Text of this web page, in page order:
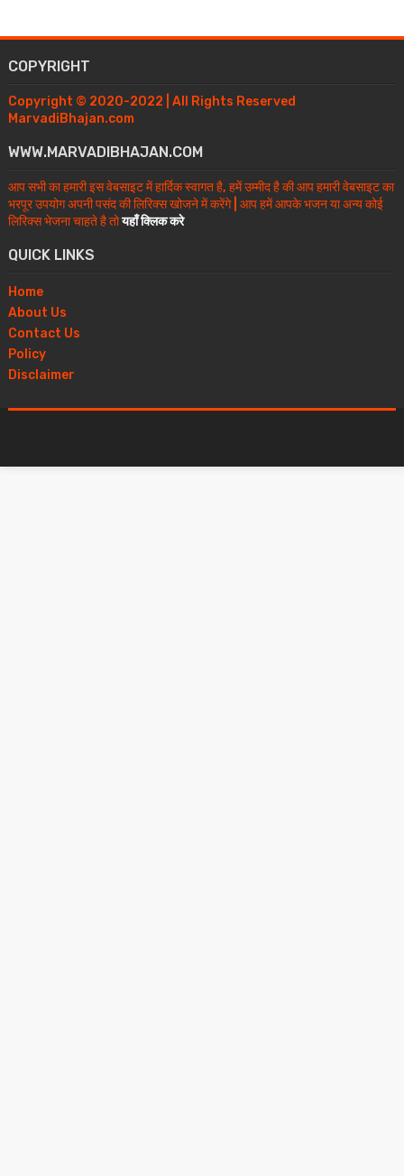
COPYRIGHT
Copyright © 2020-2022 | All Rights Reserved
MarvadiBhajan.com
WWW.MARVADIBHAJAN.COM
आप सभी का हमारी इस वेबसाइट में हार्दिक स्वागत है, हमें उम्मीद है की आप हमारी वेबसाइट का
भरपूर उपयोग अपनी पसंद की लिरिक्स खोजने में करेंगे | आप हमें आपके भजन या अन्य कोई
लिरिक्स भेजना चाहते है तोयहाँ क्लिक करे
QUICK LINKS
Home
About Us
Contact Us
Policy
Disclaimer